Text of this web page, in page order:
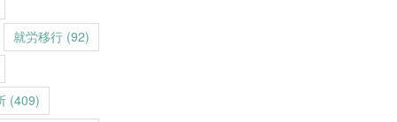
就労移行 (92)
(409)